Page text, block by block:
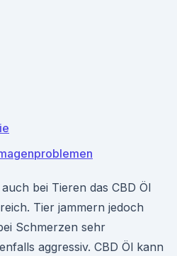
bei Tieren das CBD Öl
Tier jammern jedoch
Schmerzen sehr
aggressiv. CBD Öl kann